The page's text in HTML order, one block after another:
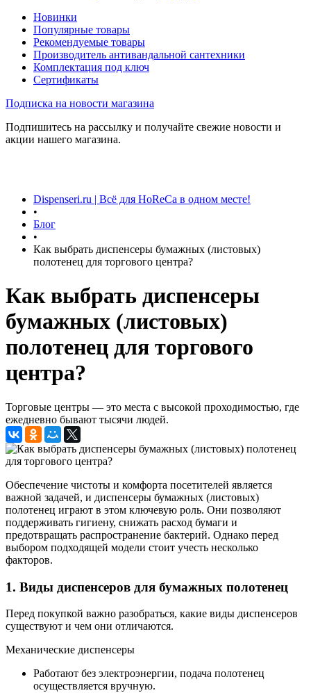
Новинки
Популярные товары
Рекомендуемые товары
Производитель антивандальной сантехники
Комплектация под ключ
Сертификаты
Подписка на новости магазина
Подпишитесь на рассылку и получайте свежие новости и
акции нашего магазина.
Dispenseri.ru | Всё для HoReCa в одном месте!
•
Блог
•
Как выбрать диспенсеры бумажных (листовых)
полотенец для торгового центра?
Как выбрать диспенсеры
бумажных (листовых)
полотенец для торгового
центра?
Торговые центры — это места с высокой проходимостью, где
ежедневно бывают тысячи людей.
Обеспечение чистоты и комфорта посетителей является
важной задачей, и диспенсеры бумажных (листовых)
полотенец играют в этом ключевую роль. Они позволяют
поддерживать гигиену, снижать расход бумаги и
предотвращать распространение бактерий. Однако перед
выбором подходящей модели стоит учесть несколько
факторов.
1. Виды диспенсеров для бумажных полотенец
Перед покупкой важно разобраться, какие виды диспенсеров
существуют и чем они отличаются.
Механические диспенсеры
Работают без электроэнергии, подача полотенец
осуществляется вручную.